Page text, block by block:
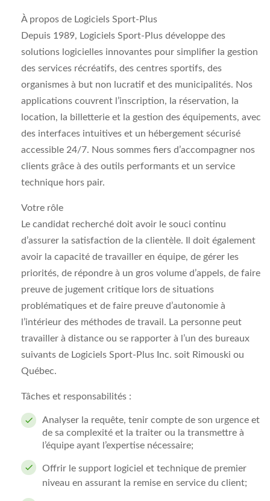
À propos de Logiciels Sport-Plus
Depuis 1989, Logiciels Sport-Plus développe des
solutions logicielles innovantes pour simplifier la gestion
des services récréatifs, des centres sportifs, des
organismes à but non lucratif et des municipalités. Nos
applications couvrent l’inscription, la réservation, la
location, la billetterie et la gestion des équipements, avec
des interfaces intuitives et un hébergement sécurisé
accessible 24/7. Nous sommes fiers d’accompagner nos
clients grâce à des outils performants et un service
technique hors pair.
Votre rôle
Le candidat recherché doit avoir le souci continu
d’assurer la satisfaction de la clientèle. Il doit également
avoir la capacité de travailler en équipe, de gérer les
priorités, de répondre à un gros volume d’appels, de faire
preuve de jugement critique lors de situations
problématiques et de faire preuve d’autonomie à
l’intérieur des méthodes de travail. La personne peut
travailler à distance ou se rapporter à l’un des bureaux
suivants de Logiciels Sport-Plus Inc. soit Rimouski ou
Québec.
Tâches et responsabilités :
Analyser la requête, tenir compte de son urgence et
de sa complexité et la traiter ou la transmettre à
l’équipe ayant l’expertise nécessaire;
Offrir le support logiciel et technique de premier
niveau en assurant la remise en service du client;